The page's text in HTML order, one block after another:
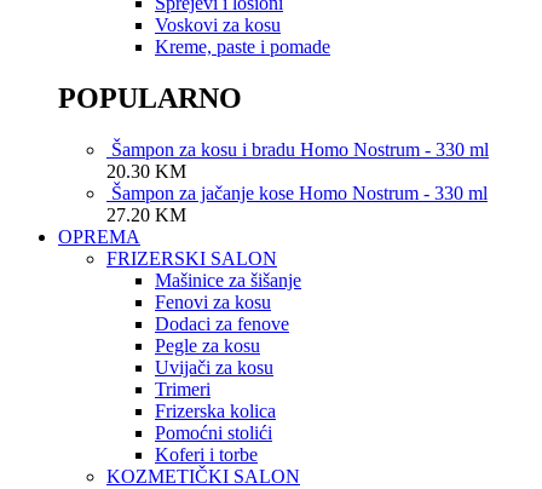
Voskovi za kosu
Kreme, paste i pomade
POPULARNO
Šampon za kosu i bradu Homo Nostrum - 330 ml
20.30 KM
Šampon za jačanje kose Homo Nostrum - 330 ml
27.20 KM
OPREMA
FRIZERSKI SALON
Mašinice za šišanje
Fenovi za kosu
Dodaci za fenove
Pegle za kosu
Uvijači za kosu
Trimeri
Frizerska kolica
Pomoćni stolići
Koferi i torbe
KOZMETIČKI SALON